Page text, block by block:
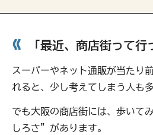
「最近、商店街って行
スーパーやネット通販が当たり
れると、少し考えてしまう人も
でも大阪の商店街には、歩いて
しろさ”があります。